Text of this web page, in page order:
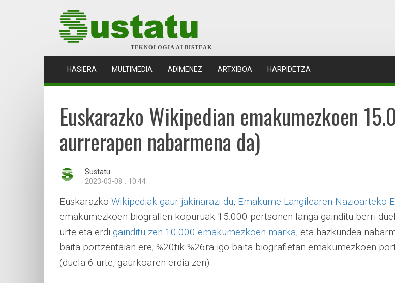
TEKNOLOGIA ALBISTEAK
HASIERA (CURRENT)
MULTIMEDIA ADIMENEZ ARTXIBOA HARPIDETZA
Euskarazko Wikipedian emakumezkoen
aurrerapen nabarmena da)
Sustatu
2023-03-08 : 10:44
Euskarazko Wikipediak gaur jakinarazi du, Emakume Langilearen Nazioarteko
emakumezkoen biografien kopuruak 15.000 pertsonen langa gainditu berri
urte eta erdi gainditu zen 10.000 emakumezkoen marka, eta hazkundea
baita portzentaian ere; %20tik %26ra igo baita biografietan emakumezkoen
(duela 6 urte, gaurkoaren erdia zen).